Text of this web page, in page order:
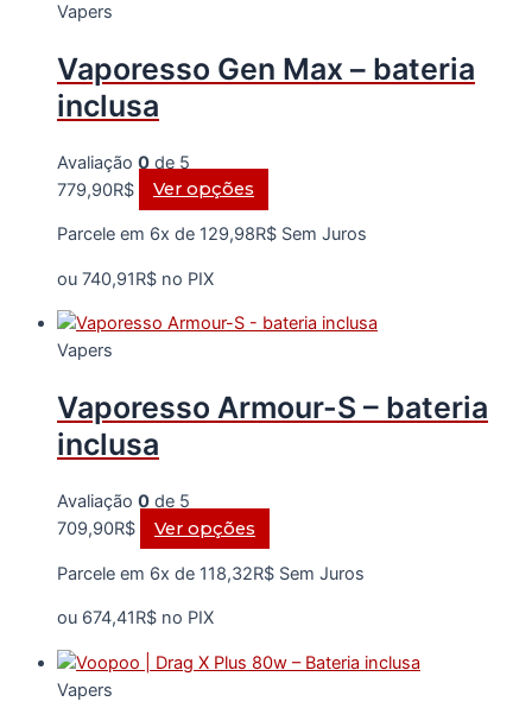
Vapers
Vaporesso Gen Max – bateria
inclusa
Avaliação 0 de 5
779,90R$ Ver opções
produto
tem
As
ser
produto
Parcele em 6x de 129,98R$ Sem Juros
ou 740,91R$ no PIX
Vapers
Vaporesso Armour-S – bateria
inclusa
Avaliação 0 de 5
709,90R$ Ver opções
produto
tem
As
Parcele em 6x de 118,32R$ Sem Juros
ou 674,41R$ no PIX
Vapers